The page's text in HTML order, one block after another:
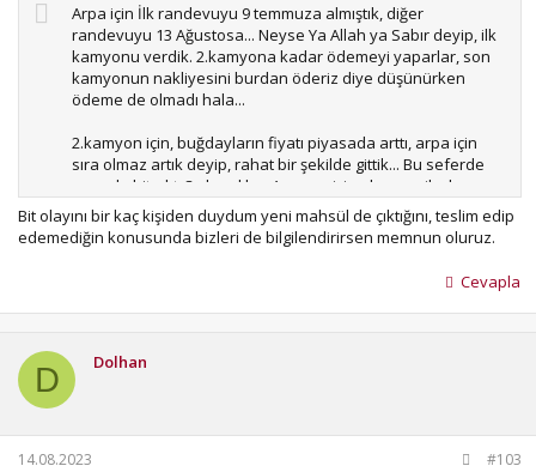
Arpa için İlk randevuyu 9 temmuza almıştık, diğer
randevuyu 13 Ağustosa... Neyse Ya Allah ya Sabır deyip, ilk
kamyonu verdik. 2.kamyona kadar ödemeyi yaparlar, son
kamyonun nakliyesini burdan öderiz diye düşünürken
ödeme de olmadı hala...
2.kamyon için, buğdayların fiyatı piyasada arttı, arpa için
sıra olmaz artık deyip, rahat bir şekilde gittik... Bu seferde
arpa da bit çıktı ? almadılar. Arpanın içine haşare ilaçlarını
yerleştirdik. Bakalım İnşaAllah bitler ölürde, alım olur... Nasıl
oldu bende anlamadım, geçen senelerde o kadar ay
bekletiyorduk birşey olmuyordu. Arpası olan dikkat etsin.
Türkiye Yüzyılı hayırlı olsun...
Bit olayını bir kaç kişiden duydum yeni mahsül de çıktığını, teslim edip
edemediğin konusunda bizleri de bilgilendirirsen memnun oluruz.
Cevapla
D Dolhan
14.08.2023 #103